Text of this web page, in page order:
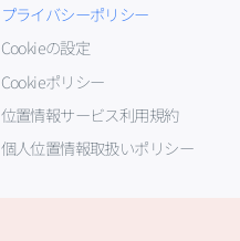
プライバシーポリシー
Cookieの設定
Cookieポリシー
位置情報サービス利用規約
個人位置情報取扱いポリシー